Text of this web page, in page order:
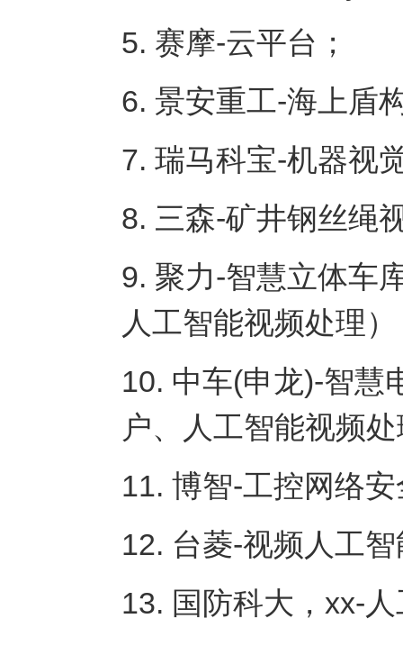
5. 赛摩-云平台；
6. 景安重工-海上盾
7. 瑞马科宝-机器视
8. 三森-矿井钢丝绳
9. 聚力-智慧立体车
人工智能视频处理
10. 中车(申龙)-智慧
户、人工智能视频
11. 博智-工控网络安
12. 台菱-视频人工
13. 国防科大，xx-